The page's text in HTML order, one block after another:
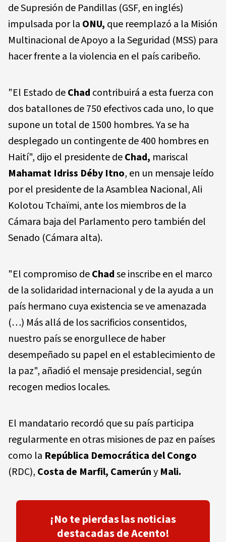
de Supresión de Pandillas (GSF, en inglés)
impulsada por la ONU, que reemplazó a la Misión
Multinacional de Apoyo a la Seguridad (MSS) para
hacer frente a la violencia en el país caribeño.
"El Estado deChad contribuirá a esta fuerza con
dos batallones de 750 efectivos cada uno, lo que
supone un total de 1500 hombres. Ya se ha
desplegado un contingente de 400 hombres en
Haití", dijo el presidente deChad, mariscal
Mahamat Idriss Déby Itno, en un mensaje leído
por el presidente de la Asamblea Nacional, Ali
Kolotou Tchaïmi, ante los miembros de la
Cámara baja del Parlamento pero también del
Senado (Cámara alta).
"El compromiso deChadse inscribe en el marco
de la solidaridad internacional y de la ayuda a un
país hermano cuya existencia se ve amenazada
(…) Más allá de los sacrificios consentidos,
nuestro país se enorgullece de haber
desempeñado su papel en el establecimiento de
la paz", añadió el mensaje presidencial, según
recogen medios locales.
El mandatario recordó que su país participa
regularmente en otras misiones de paz en países
como la República Democrática del Congo
(RDC), Costa de Marfil, Camerúny Mali.
¡No te pierdas las noticias
destacadas de Acento!